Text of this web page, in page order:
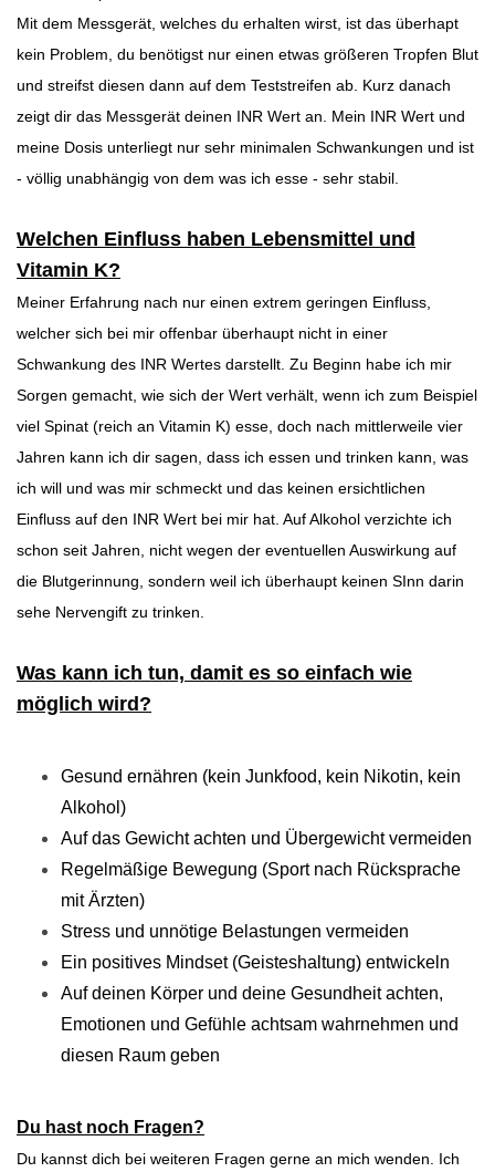
Mit dem Messgerät, welches du erhalten wirst, ist das überhapt
kein Problem, du benötigst nur einen etwas größeren Tropfen Blut
und streifst diesen dann auf dem Teststreifen ab. Kurz danach
zeigt dir das Messgerät deinen INR Wert an. Mein INR Wert und
meine Dosis unterliegt nur sehr minimalen Schwankungen und ist
- völlig unabhängig von dem was ich esse - sehr stabil.
Welchen Einfluss haben Lebensmittel und
Vitamin K?
Meiner Erfahrung nach nur einen extrem geringen Einfluss,
welcher sich bei mir offenbar überhaupt nicht in einer
Schwankung des INR Wertes darstellt. Zu Beginn habe ich mir
Sorgen gemacht, wie sich der Wert verhält, wenn ich zum Beispiel
viel Spinat (reich an Vitamin K) esse, doch nach mittlerweile vier
Jahren kann ich dir sagen, dass ich essen und trinken kann, was
ich will und was mir schmeckt und das keinen ersichtlichen
Einfluss auf den INR Wert bei mir hat. Auf Alkohol verzichte ich
schon seit Jahren, nicht wegen der eventuellen Auswirkung auf
die Blutgerinnung, sondern weil ich überhaupt keinen SInn darin
sehe Nervengift zu trinken.
Was kann ich tun, damit es so einfach wie
möglich wird?
Gesund ernähren (kein Junkfood, kein Nikotin, kein
Alkohol)
Auf das Gewicht achten und Übergewicht vermeiden
Regelmäßige Bewegung (Sport nach Rücksprache
mit Ärzten)
Stress und unnötige Belastungen vermeiden
Ein positives Mindset (Geisteshaltung) entwickeln
Auf deinen Körper und deine Gesundheit achten,
Emotionen und Gefühle achtsam wahrnehmen und
diesen Raum geben
Du hast noch Fragen?
Du kannst dich bei weiteren Fragen gerne an mich wenden. Ich